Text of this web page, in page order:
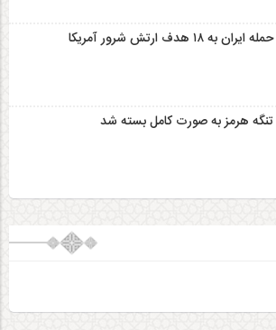
حمله ایران به ۱۸ هدف ارتش شرور آمریکا
تنگه هرمز به صورت کامل بسته شد